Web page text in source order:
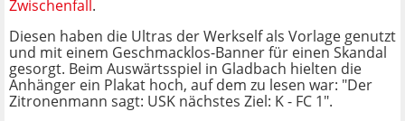
Zwischenfall.
Diesen haben die Ultras der Werkself als Vorlage genutzt
und mit einem Geschmacklos-Banner für einen Skandal
gesorgt. Beim Auswärtsspiel in Gladbach hielten die
Anhänger ein Plakat hoch, auf dem zu lesen war: "Der
Zitronenmann sagt: USK nächstes Ziel: K - FC 1".